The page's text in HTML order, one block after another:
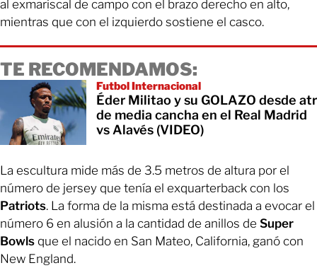
al exmariscal de campo con el brazo derecho en alto,
mientras que con el izquierdo sostiene el casco.
TE RECOMENDAMOS:
Futbol Internacional
Éder Militao y su GOLAZO desde
de media cancha en el Real Madrid
vs Alavés (VIDEO)
La escultura mide más de 3.5 metros de altura por el
número de jersey que tenía el exquarterback con los
Patriots. La forma de la misma está destinada a evocar el
número 6 en alusión a la cantidad de anillos de Super
Bowls que el nacido en San Mateo, California, ganó con
New England.